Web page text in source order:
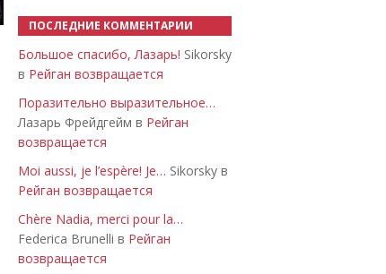
ПОСЛЕДНИЕ КОММЕНТАРИИ
Большое спасибо, Лазарь! Sikorsky
в Рейган возвращается
Поразительно выразительное…
Лазарь Фрейдгейм в Рейган
возвращается
Moi aussi, je l’espère! Je… Sikorsky в
Рейган возвращается
Chère Nadia, merci pour la…
Federica Brunelli в Рейган
возвращается